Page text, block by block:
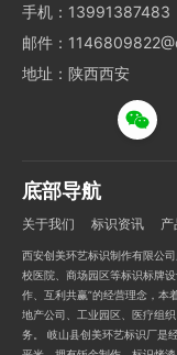
手机：13991387483
邮件：
地址：陕西西安
底部导航
关于我们 标识资讯
西安创美环艺标识制作有限公
校医院、商场园区等标识标牌
作、互利共赢”的经营理念，本
地产公司、工业园区、医疗组
务。 岐山县创美环艺标识厂是